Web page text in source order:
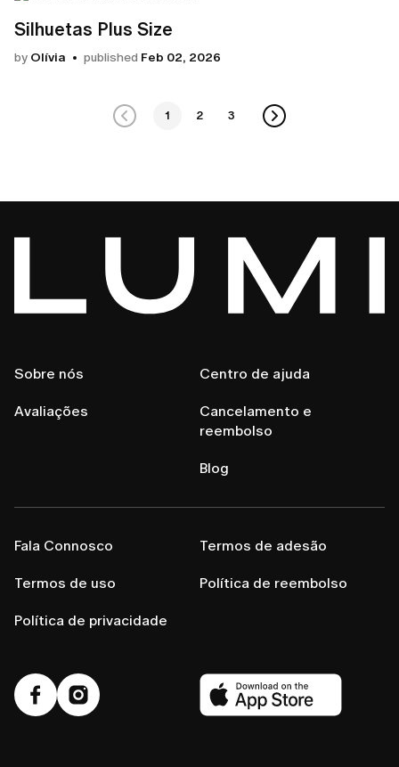
Silhuetas Plus Size
by Olívia published Feb 02, 2026
1 2 3
Sobre nós
Avaliações
Centro de ajuda
Cancelamento e
reembolso
Blog
Fala Connosco
Termos de uso
Política de privacidade
Termos de adesão
Política de reembolso